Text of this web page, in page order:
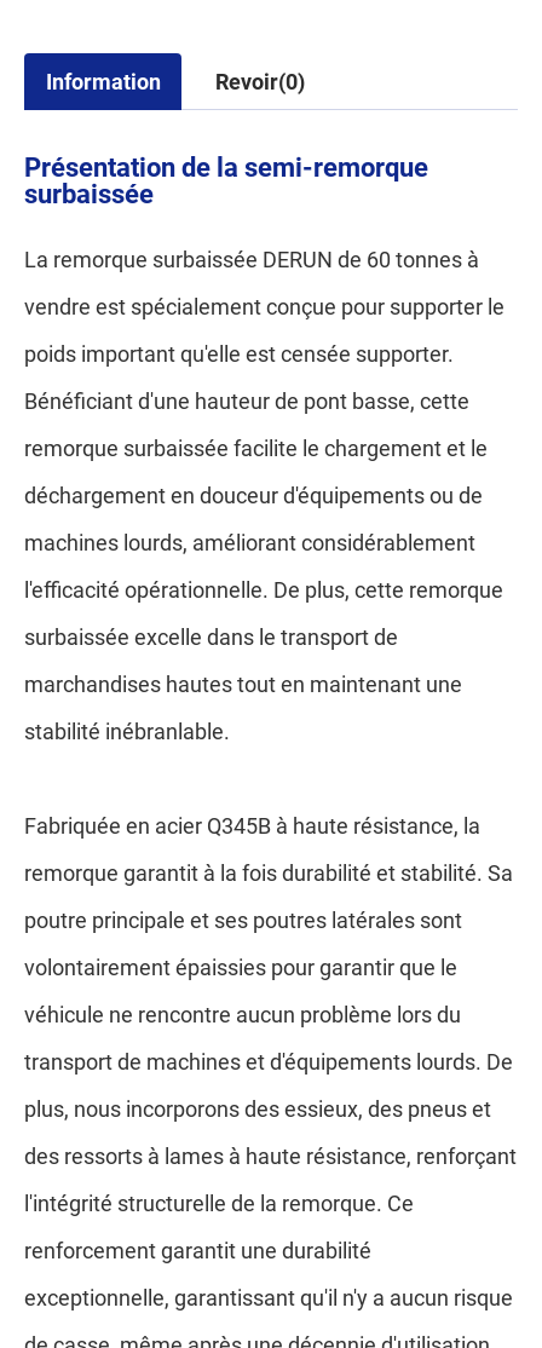
Information Revoir(0)
Présentation de la semi-remorque
surbaissée
La remorque surbaissée DERUN de 60 tonnes à
vendre est spécialement conçue pour supporter le
poids important qu'elle est censée supporter.
Bénéficiant d'une hauteur de pont basse, cette
remorque surbaissée facilite le chargement et le
déchargement en douceur d'équipements ou de
machines lourds, améliorant considérablement
l'efficacité opérationnelle. De plus, cette remorque
surbaissée excelle dans le transport de
marchandises hautes tout en maintenant une
stabilité inébranlable.
Fabriquée en acier Q345B à haute résistance, la
remorque garantit à la fois durabilité et stabilité. Sa
poutre principale et ses poutres latérales sont
volontairement épaissies pour garantir que le
véhicule ne rencontre aucun problème lors du
transport de machines et d'équipements lourds. De
plus, nous incorporons des essieux, des pneus et
des ressorts à lames à haute résistance, renforçant
l'intégrité structurelle de la remorque. Ce
renforcement garantit une durabilité
exceptionnelle, garantissant qu'il n'y a aucun risque